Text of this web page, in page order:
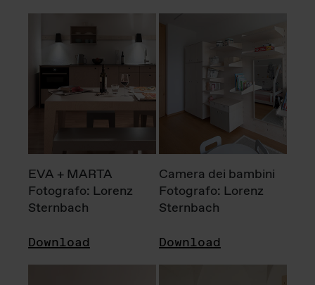
EVA + MARTA
Fotografo: Lorenz
Sternbach
Download
Camera dei bambini
Fotografo: Lorenz
Sternbach
Download